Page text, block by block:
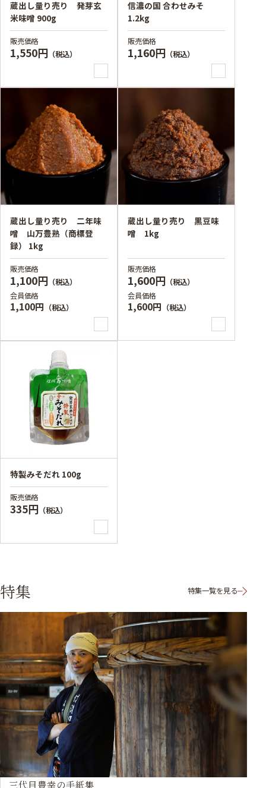
蔵出し量り売り 発芽玄
米味噌 900g
販売価格
1,550円 （税込）
信濃の国 合わせみそ
1.2kg
販売価格
1,160円 （税込）
蔵出し量り売り 二年味
噌 山万豊熟（商標登
録） 1kg
販売価格
1,100円 （税込）
会員価格
1,100円 （税込）
蔵出し量り売り 黒豆味
噌 1kg
販売価格
1,600円 （税込）
会員価格
1,600円 （税込）
特製みそだれ 100g
販売価格
335円 （税込）
特集 特集一覧を見る
三代目豊幸の手紙集